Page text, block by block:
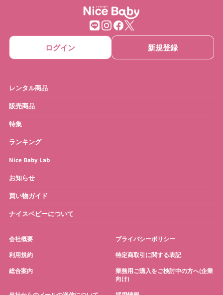
ログイン 新規登録
レンタル商品
販売商品
特集
ランキング
Nice Baby Lab
お知らせ
買い物ガイド
ナイスベビーについて
会社概要 プライバシーポリシー
利用規約 特定商取引に関する表記
総合案内
業務用ご購入をご検討中の方へ(企業
向け)